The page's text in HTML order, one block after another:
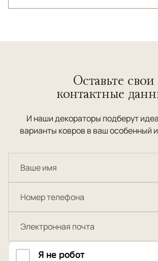
Оставьте свои
контактные
И наши декораторы подберут
варианты ковров в ваш особенный